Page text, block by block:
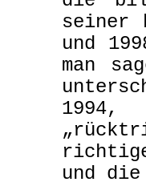
seiner
und
man
und